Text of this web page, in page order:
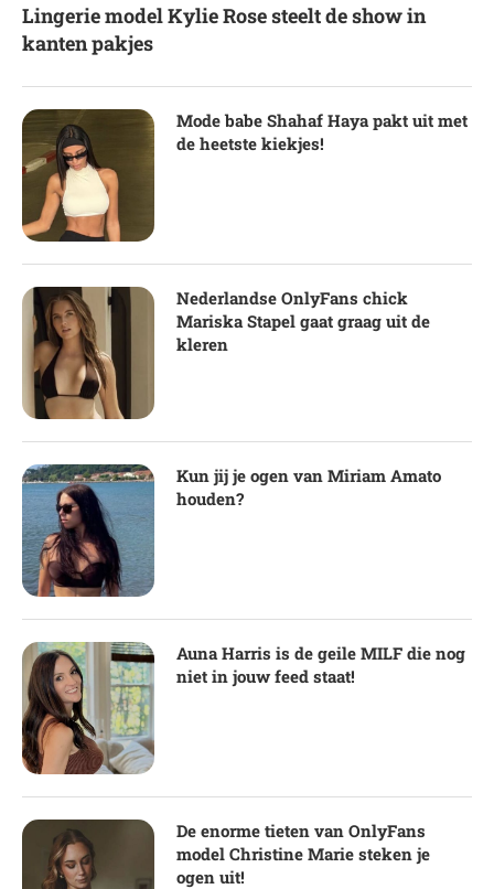
Lingerie model Kylie Rose steelt de show in
kanten pakjes
Mode babe Shahaf Haya pakt uit met
de heetste kiekjes!
Nederlandse OnlyFans chick
Mariska Stapel gaat graag uit de
kleren
Kun jij je ogen van Miriam Amato
houden?
Auna Harris is de geile MILF die nog
niet in jouw feed staat!
De enorme tieten van OnlyFans
model Christine Marie steken je
ogen uit!